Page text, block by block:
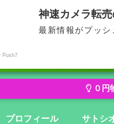
せどり・転
無在庫か
０円
プロフィール サトシ
神速カメラ転
最新情報がプッシ
Push7